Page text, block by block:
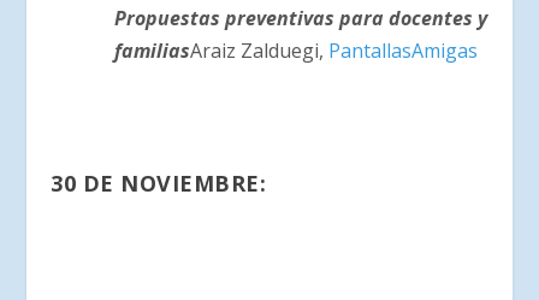
Propuestas preventivas para docentes y
familiasAraiz Zalduegi, PantallasAmigas
30 DE NOVIEMBRE: